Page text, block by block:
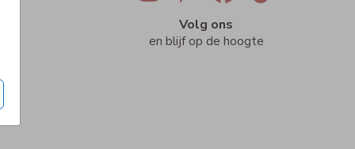
Volg ons
en blijf op de hoogte